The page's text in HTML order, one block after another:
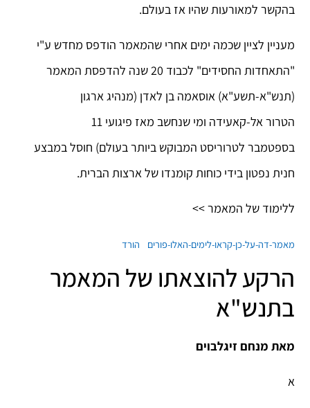
בהקשר למאורעות שהיו אז בעולם.
מעניין לציין שכמה ימים אחרי שהמאמר הודפס מחדש ע"י
"התאחדות החסידים" לכבוד 20 שנה להדפסת המאמר
(תנש"א-תשע"א) אוסאמה בן לאדן (מנהיג ארגון
הטרור אל-קאעידה ומי שנחשב מאז פיגועי 11
בספטמבר לטרוריסט המבוקש ביותר בעולם) חוסל במבצע
חנית נפטון בידי כוחות קומנדו של ארצות הברית.
ללימוד של המאמר >>
מאמר-דה-על-כן-קראו-לימים-האלו-פורים הורד
הרקע להוצאתו של המאמר
בתנש"א
מאת מנחם זיגלבוים
א